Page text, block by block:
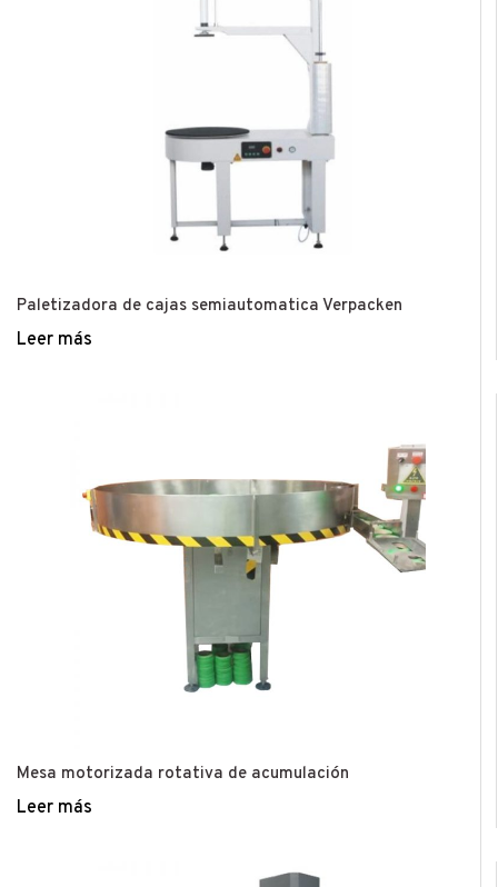
Paletizadora de cajas semiautomatica Verpacken
Leer más
Mesa motorizada rotativa de acumulación
Leer más